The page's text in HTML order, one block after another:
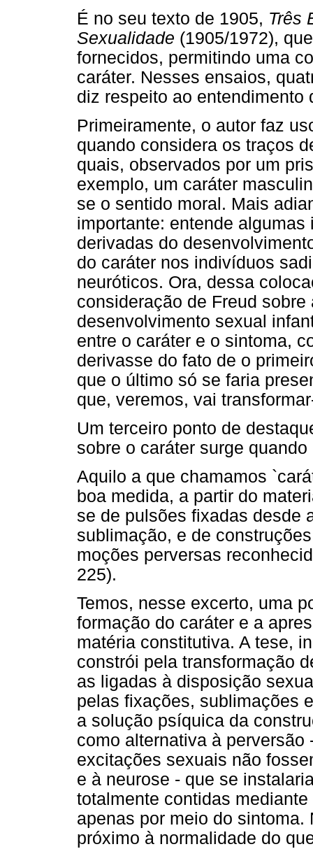
É no seu texto de 1905, Três
Sexualidade (1905/1972),
fornecidos, permitindo uma
caráter. Nesses ensaios,
diz respeito ao entendimento
Primeiramente, o autor faz
quando considera os traços
quais, observados por um
exemplo, um caráter
se o sentido moral. Mais
importante: entende
derivadas do
do caráter nos indivíduos
neuróticos. Ora, dessa
consideração de Freud
desenvolvimento sexual
entre o caráter e o sintoma,
derivasse do fato de o
que o último só se faria
que, veremos, vai
Um terceiro ponto de
sobre o caráter surge
Aquilo a que chamamos
boa medida, a partir do
se de pulsões fixadas desde
sublimação, e de
moções perversas
225).
Temos, nesse excerto, uma
formação do caráter e a
matéria constitutiva. A tese,
constrói pela transformação
as ligadas à disposição
pelas fixações, sublimações
a solução psíquica da
como alternativa à
excitações sexuais não
e à neurose - que se
totalmente contidas
apenas por meio do
próximo à normalidade do